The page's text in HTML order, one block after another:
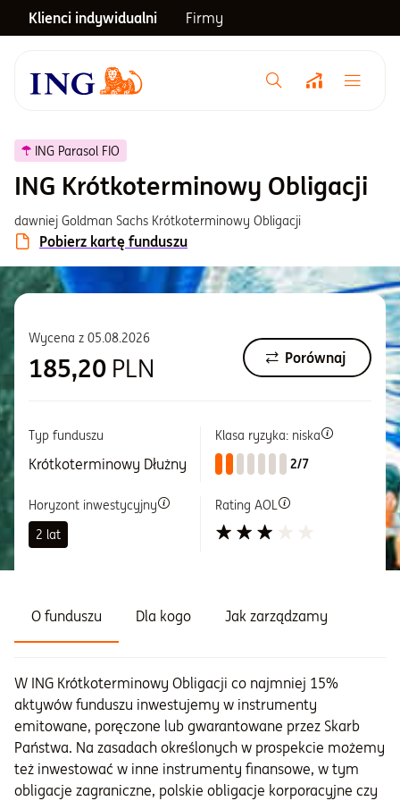
Klienci indywidualni Firmy
Menu główne
Notowania
Inwestycje
Centrum pomocy
Informacje i dokumenty
O nas
ING Parasol FIO
ING Krótkoterminowy Obligacji
dawniej Goldman Sachs Krótkoterminowy Obligacji
Pobierz kartę funduszu
Wycena z 05.08.2026
185,20 PLN Porównaj
Typ funduszu
Krótkoterminowy Dłużny
Klasa ryzyka: niska
2/7
Horyzont inwestycyjny
2 lat
Rating AOL
O funduszu Dla kogo Jak zarządzamy
W ING Krótkoterminowy Obligacji co najmniej 15%
aktywów funduszu inwestujemy w instrumenty
emitowane, poręczone lub gwarantowane przez Skarb
Państwa. Na zasadach określonych w prospekcie możemy
też inwestować w inne instrumenty finansowe, w tym
obligacje zagraniczne, polskie obligacje korporacyjne czy